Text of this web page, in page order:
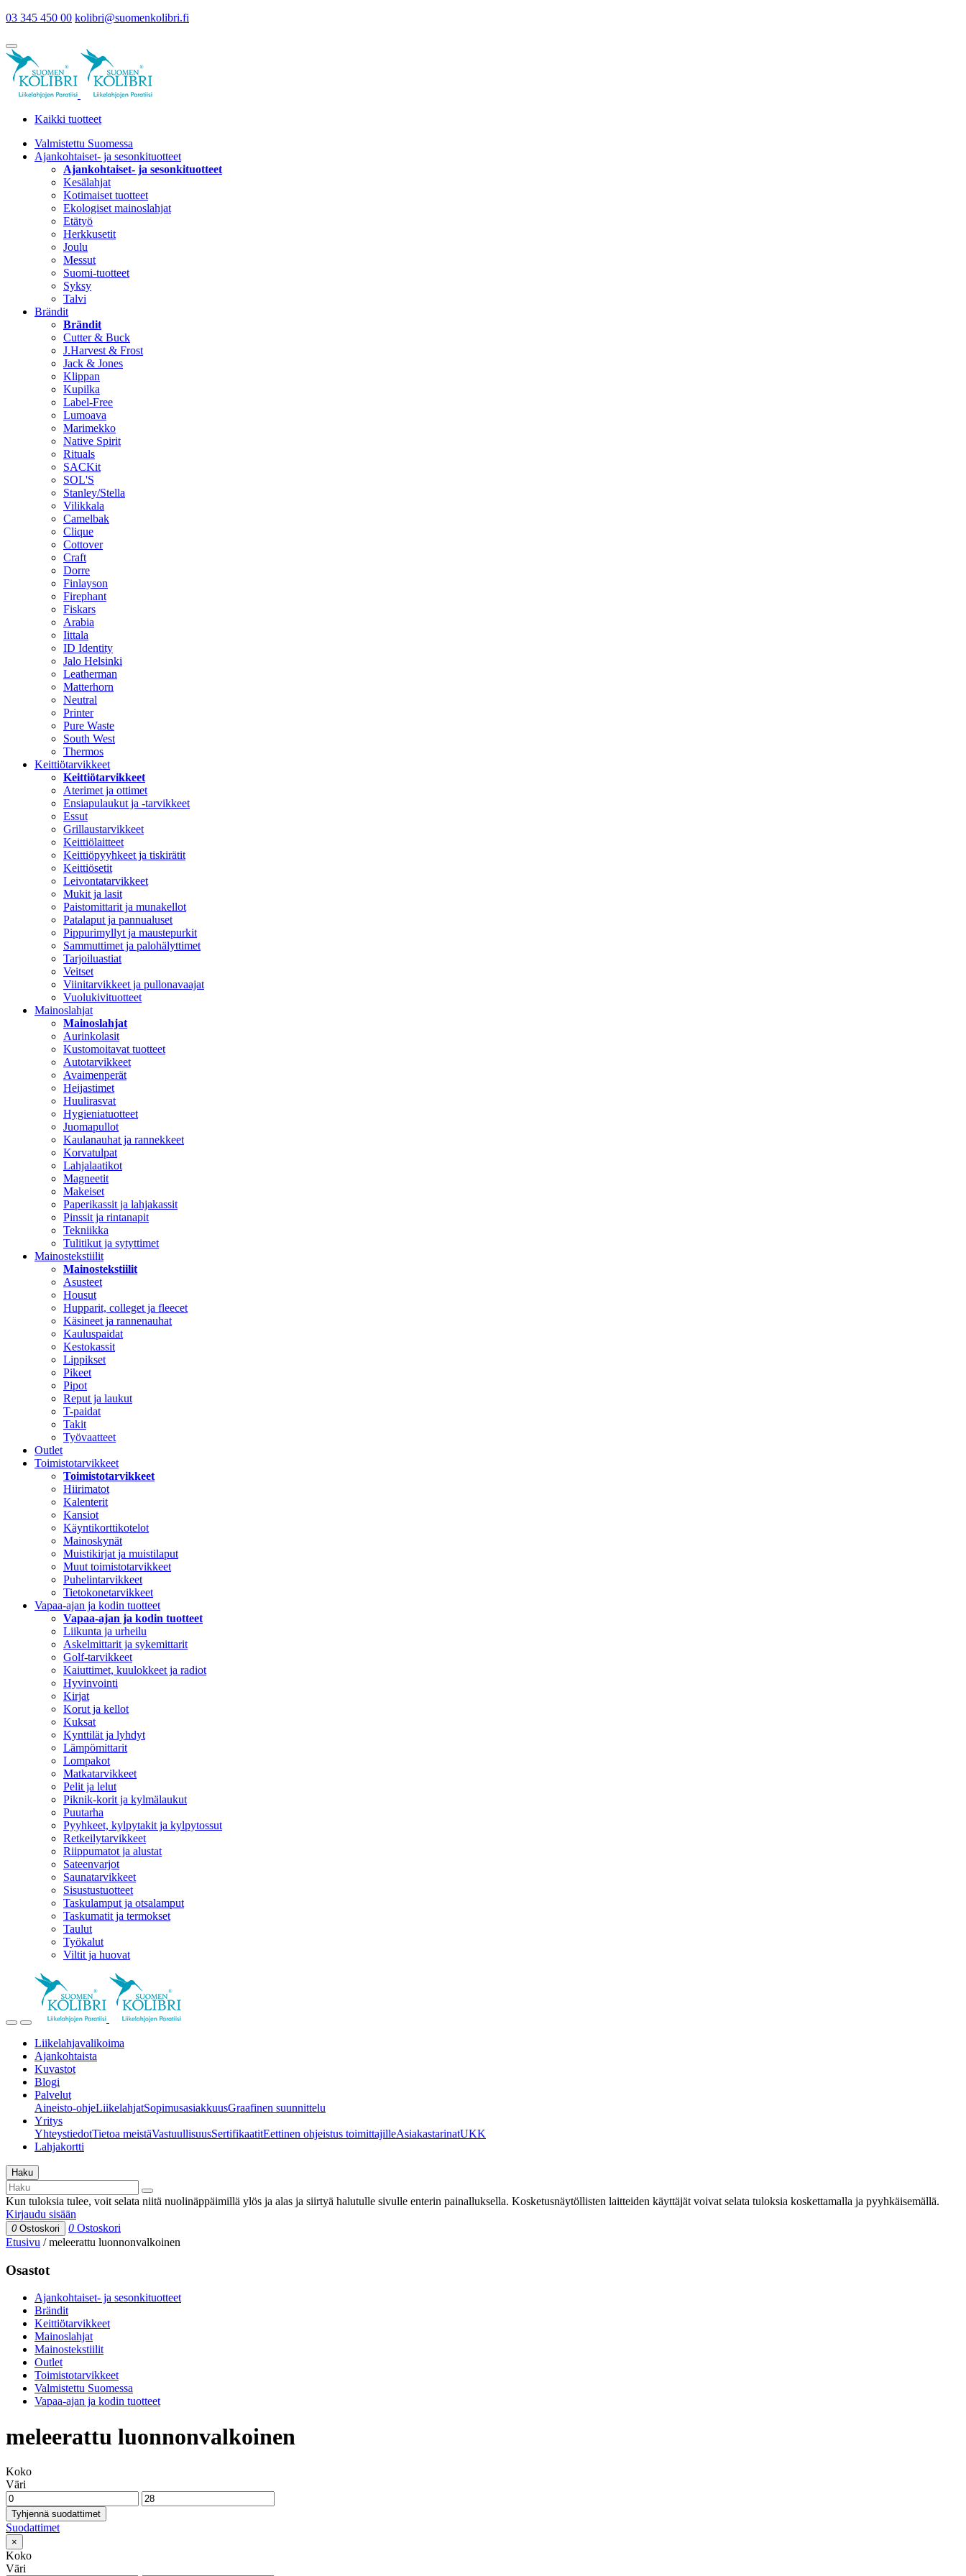
03 345 450 00 kolibri@suomenkolibri.fi
Kaikki tuotteet
Valmistettu Suomessa
Ajankohtaiset- ja sesonkituotteet
Ajankohtaiset- ja sesonkituotteet
Kesälahjat
Kotimaiset tuotteet
Ekologiset mainoslahjat
Etätyö
Herkkusetit
Joulu
Messut
Suomi-tuotteet
Syksy
Talvi
Brändit
Brändit
Cutter & Buck
J.Harvest & Frost
Jack & Jones
Klippan
Kupilka
Label-Free
Lumoava
Marimekko
Native Spirit
Rituals
SACKit
SOL'S
Stanley/Stella
Vilikkala
Camelbak
Clique
Cottover
Craft
Dorre
Finlayson
Firephant
Fiskars
Arabia
Iittala
ID Identity
Jalo Helsinki
Leatherman
Matterhorn
Neutral
Printer
Pure Waste
South West
Thermos
Keittiötarvikkeet
Keittiötarvikkeet
Aterimet ja ottimet
Ensiapulaukut ja -tarvikkeet
Essut
Grillaustarvikkeet
Keittiölaitteet
Keittiöpyyhkeet ja tiskirätit
Keittiösetit
Leivontatarvikkeet
Mukit ja lasit
Paistomittarit ja munakellot
Patalaput ja pannualuset
Pippurimyllyt ja maustepurkit
Sammuttimet ja palohälyttimet
Tarjoiluastiat
Veitset
Viinitarvikkeet ja pullonavaajat
Vuolukivituotteet
Mainoslahjat
Mainoslahjat
Aurinkolasit
Kustomoitavat tuotteet
Autotarvikkeet
Avaimenperät
Heijastimet
Huulirasvat
Hygieniatuotteet
Juomapullot
Kaulanauhat ja rannekkeet
Korvatulpat
Lahjalaatikot
Magneetit
Makeiset
Paperikassit ja lahjakassit
Pinssit ja rintanapit
Tekniikka
Tulitikut ja sytyttimet
Mainostekstiilit
Mainostekstiilit
Asusteet
Housut
Hupparit, colleget ja fleecet
Käsineet ja rannenauhat
Kauluspaidat
Kestokassit
Lippikset
Pikeet
Pipot
Reput ja laukut
T-paidat
Takit
Työvaatteet
Outlet
Toimistotarvikkeet
Toimistotarvikkeet
Hiirimatot
Kalenterit
Kansiot
Käyntikorttikotelot
Mainoskynät
Muistikirjat ja muistilaput
Muut toimistotarvikkeet
Puhelintarvikkeet
Tietokonetarvikkeet
Vapaa-ajan ja kodin tuotteet
Vapaa-ajan ja kodin tuotteet
Liikunta ja urheilu
Askelmittarit ja sykemittarit
Golf-tarvikkeet
Kaiuttimet, kuulokkeet ja radiot
Hyvinvointi
Kirjat
Korut ja kellot
Kuksat
Kynttilät ja lyhdyt
Lämpömittarit
Lompakot
Matkatarvikkeet
Pelit ja lelut
Piknik-korit ja kylmälaukut
Puutarha
Pyyhkeet, kylpytakit ja kylpytossut
Retkeilytarvikkeet
Riippumatot ja alustat
Sateenvarjot
Saunatarvikkeet
Sisustustuotteet
Taskulamput ja otsalamput
Taskumatit ja termokset
Taulut
Työkalut
Viltit ja huovat
Liikelahjavalikoima
Ajankohtaista
Kuvastot
Blogi
Palvelut
Aineisto-ohjeLiikelahjatSopimusasiakkuusGraafinen suunnittelu
Yritys
YhteystiedotTietoa meistäVastuullisuusSertifikaatitEettinen ohjeistus toimittajilleAsiakastarinatUKK
Lahjakortti
Haku
Kun tuloksia tulee, voit selata niitä nuolinäppäimillä ylös ja alas ja siirtyä halutulle sivulle enterin painalluksella. Kosketusnäytöllisten laitteiden käyttäjät voivat selata tuloksia koskettamalla ja pyyhkäisemällä.
Kirjaudu sisään
0 Ostoskori 0 Ostoskori
Etusivu /meleerattu luonnonvalkoinen
Osastot
Ajankohtaiset- ja sesonkituotteet
Brändit
Keittiötarvikkeet
Mainoslahjat
Mainostekstiilit
Outlet
Toimistotarvikkeet
Valmistettu Suomessa
Vapaa-ajan ja kodin tuotteet
meleerattu luonnonvalkoinen
Koko
Väri
Tyhjennä suodattimet
Suodattimet
×
Koko
Väri